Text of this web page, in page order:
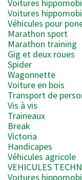
Voitures
Voitures
Véhicules pour
Marathon sport
Marathon training
Gig et deux roues
Spider
Wagonnette
Voiture en bois
Transport de
Vis à vis
Traineaux
Break
Victoria
Handicapes
Véhicules agricole
VEHICULES
Voitures